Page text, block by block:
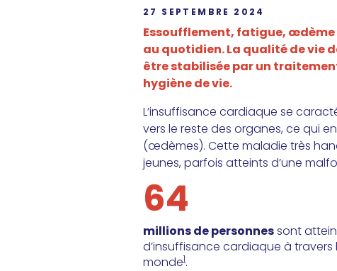
27 SEPTEMBRE 2024
Essoufflement, fatigue,
au quotidien. La qualité de vie
être stabilisée par un
hygiène de vie.
L’insuffisance cardiaque se
vers le reste des organes, ce qui
(œdèmes). Cette maladie très
jeunes, parfois atteints d’une
64
millionsde personnessont
d’insuffisance cardiaque à travers
monde1.